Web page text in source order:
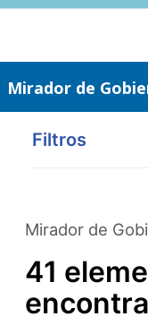
Saltar
Mirador de
Filtros
Mirador de
41